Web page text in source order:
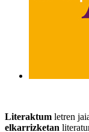
Literaktum letren
elkarrizketan